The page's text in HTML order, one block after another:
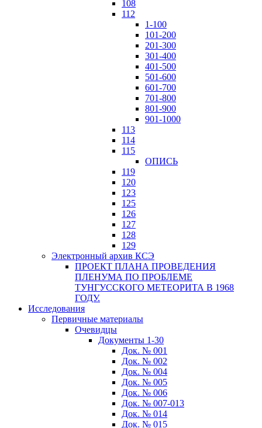
108
112
1-100
101-200
201-300
301-400
401-500
501-600
601-700
701-800
801-900
901-1000
113
114
115
ОПИСЬ
119
120
123
125
126
127
128
129
Электронный архив КСЭ
ПРОЕКТ ПЛАНА ПРОВЕДЕНИЯ
ПЛЕНУМА ПО ПРОБЛЕМЕ
ТУНГУССКОГО МЕТЕОРИТА В 1968
ГОДУ.
Исследования
Первичные материалы
Очевидцы
Документы 1-30
Док. № 001
Док. № 002
Док. № 004
Док. № 005
Док. № 006
Док. № 007-013
Док. № 014
Док. № 015